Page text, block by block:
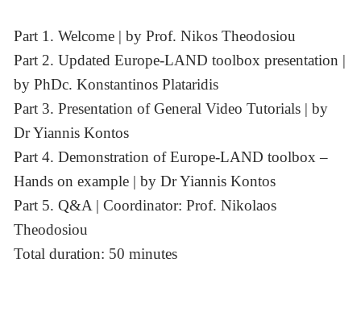
Part 1. Welcome | by Prof. Nikos Theodosiou
Part 2. Updated Europe-LAND toolbox presentation |
by PhDc. Konstantinos Plataridis
Part 3. Presentation of General Video Tutorials | by
Dr Yiannis Kontos
Part 4. Demonstration of Europe-LAND toolbox –
Hands on example | by Dr Yiannis Kontos
Part 5. Q&A | Coordinator: Prof. Nikolaos
Theodosiou
Total duration: 50 minutes